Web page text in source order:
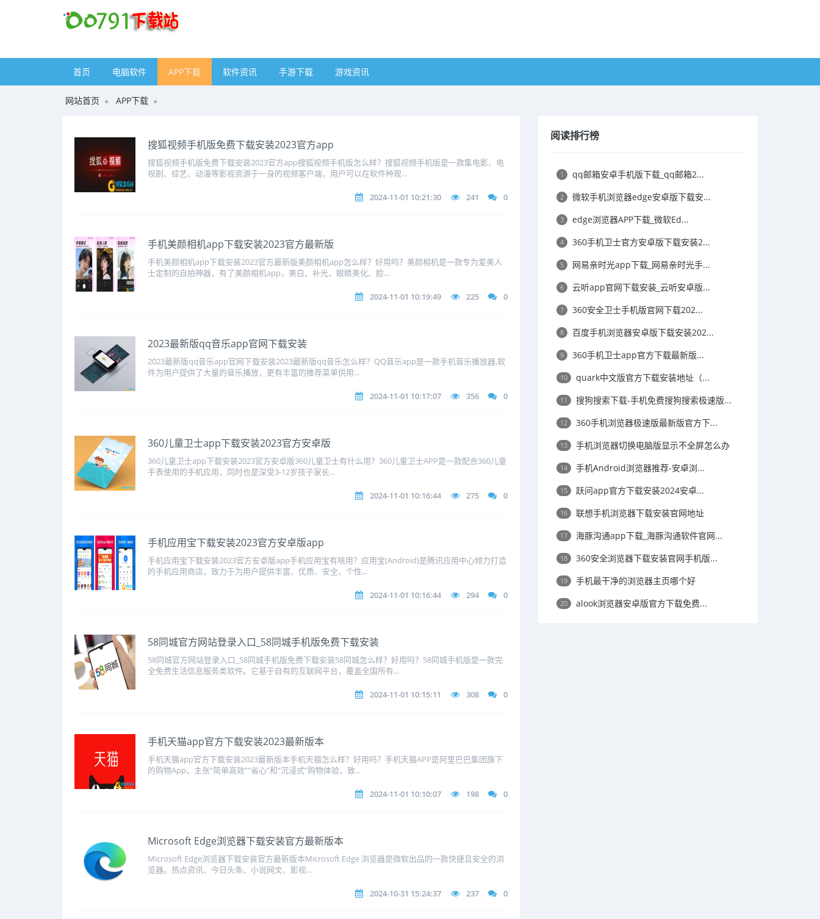
首页 电脑软件 APP下载 软件资讯 手游下载 游戏资讯
网站首页 APP下载
​搜狐视频手机版免费下载安装2023官方app
搜狐视频手机版免费下载安装2023官方app搜狐视频手机版怎么样？搜狐视频手机版是一款集电影、电
视剧、综艺、动漫等影视资源于一身的视频客户端，用户可以在软件种观...
2024-11-01 10:21:30 241 0
​手机美颜相机app下载安装2023官方最新版
手机美颜相机app下载安装2023官方最新版美颜相机app怎么样？好用吗？美颜相机是一款专为爱美人
士定制的自拍神器，有了美颜相机app，美白、补光、眼睛美化、脸...
2024-11-01 10:19:49 225 0
​2023最新版qq音乐app官网下载安装
2023最新版qq音乐app官网下载安装2023最新版qq音乐怎么样？QQ音乐app是一款手机音乐播放器,软
件为用户提供了大量的音乐播放，更有丰富的推荐菜单供用...
2024-11-01 10:17:07 356 0
​360儿童卫士app下载安装2023官方安卓版
360儿童卫士app下载安装2023官方安卓版360儿童卫士有什么用？360儿童卫士APP是一款配合360儿童
手表使用的手机应用，同时也是深受3-12岁孩子家长...
2024-11-01 10:16:44 275 0
​手机应用宝下载安装2023官方安卓版app
手机应用宝下载安装2023官方安卓版app手机应用宝有啥用？应用宝(Android)是腾讯应用中心倾力打造
的手机应用商店，致力于为用户提供丰富、优质、安全、个性...
2024-11-01 10:16:44 294 0
​58同城官方网站登录入口_58同城手机版免费下载安装
58同城官方网站登录入口_58同城手机版免费下载安装58同城怎么样？好用吗？58同城手机版是一款完
全免费生活信息服务类软件。它基于自有的互联网平台，覆盖全国所有...
2024-11-01 10:15:11 308 0
​手机天猫app官方下载安装2023最新版本
手机天猫app官方下载安装2023最新版本手机天猫怎么样？好用吗？手机天猫APP是阿里巴巴集团旗下
的购物App，主张“简单高效”“省心”和”沉浸式”购物体验，致...
2024-11-01 10:10:07 198 0
Microsoft Edge浏览器下载安装官方最新版本
Microsoft Edge浏览器下载安装官方最新版本Microsoft Edge 浏览器是微软出品的一款快捷且安全的浏
览器。热点资讯、今日头条、小说网文、影视...
2024-10-31 15:24:37 237 0
阅读排行榜
1 ​qq邮箱安卓手机版下载_qq邮箱2...
2 ​微软手机浏览器edge安卓版下载安...
3 ​edge浏览器APP下载_微软Ed...
4 ​360手机卫士官方安卓版下载安装2...
5 ​网易亲时光app下载_网易亲时光手...
6 ​云听app官网下载安装_云听安卓版...
7 ​360安全卫士手机版官网下载202...
8 ​百度手机浏览器安卓版下载安装202...
9 ​360手机卫士app官方下载最新版...
10 ​quark中文版官方下载安装地址（...
11 搜狗搜索下载-手机免费搜狗搜索极速版...
12 ​360手机浏览器极速版最新版官方下...
13 手机浏览器切换电脑版显示不全屏怎么办
14 手机Android浏览器推荐-安卓浏...
15 ​跃问app官方下载安装2024安卓...
16 ​联想手机浏览器下载安装官网地址
17 海豚沟通app下载_海豚沟通软件官网...
18 ​360安全浏览器下载安装官网手机版...
19 手机最干净的浏览器主页哪个好
20 ​alook浏览器安卓版官方下载免费...